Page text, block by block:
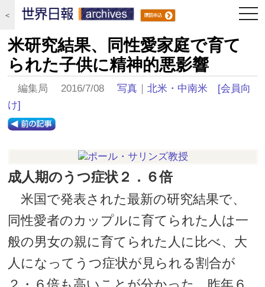
＜
米研究結果、同性愛家庭で育て
られた子供に精神的悪影響
編集局 2016/7/08写真 ｜北米・中南米
[会員向
け]
成人期のうつ症状２．６倍
米国で発表された最新の研究結果で、
同性愛者のカップルに育てられた人は一
般の男女の親に育てられた人に比べ、大
人になってうつ症状が見られる割合が